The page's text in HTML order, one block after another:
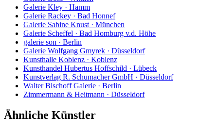
Galerie Kley · Hamm
Galerie Rackey · Bad Honnef
Galerie Sabine Knust · München
Galerie Scheffel · Bad Homburg v.d. Höhe
galerie son · Berlin
Galerie Wolfgang Gmyrek · Düsseldorf
Kunsthalle Koblenz · Koblenz
Kunsthandel Hubertus Hoffschild · Lübeck
Kunstverlag R. Schumacher GmbH · Düsseldorf
Walter Bischoff Galerie · Berlin
Zimmermann & Heitmann · Düsseldorf
Ähnliche Künstler